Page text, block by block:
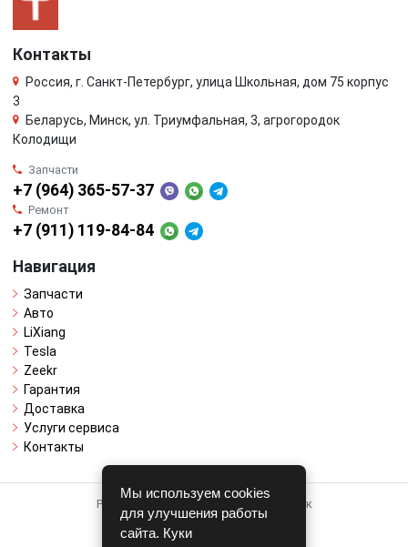
Контакты
Россия, г. Санкт-Петербург, улица Школьная, дом 75 корпус
3
Беларусь, Минск, ул. Триумфальная, 3, агрогородок
Колодищи
Запчасти
+7 (964) 365-57-37
Ремонт
+7 (911) 119-84-84
Навигация
Запчасти
Авто
LiXiang
Tesla
Zeekr
Гарантия
Доставка
Услуги сервиса
Контакты
Работает на системе для авторазборок
CARRO.БИЗНЕС
Мы используем cookies
для улучшения работы
сайта. Куки